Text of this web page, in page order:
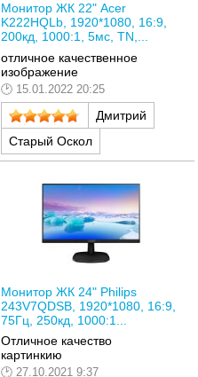
Монитор ЖК 22" Acer
K222HQLb, 1920*1080, 16:9,
200кд, 1000:1, 5мс, TN,...
отличное качественное
изображение
15.01.2022 20:25
Дмитрий
Старый Оскол
Монитор ЖК 24" Philips
243V7QDSB, 1920*1080, 16:9,
75Гц, 250кд, 1000:1...
Отличное качество
картинкию
27.10.2021 9:37